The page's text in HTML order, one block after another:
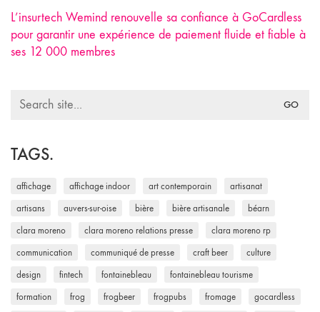
L’insurtech Wemind renouvelle sa confiance à GoCardless
pour garantir une expérience de paiement fluide et fiable à
ses 12 000 membres
Search
TAGS.
affichage affichage indoor art contemporain artisanat
artisans auvers-sur-oise bière bière artisanale béarn
clara moreno clara moreno relations presse clara moreno rp
communication communiqué de presse craft beer culture
design fintech fontainebleau fontainebleau tourisme
formation frog frogbeer frogpubs fromage gocardless